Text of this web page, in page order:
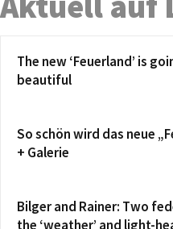
The new ‘Feuerland’ is
beautiful
So schön wird das neue
+ Galerie
Bilger and Rainer: Two
the ‘weather’ and light-